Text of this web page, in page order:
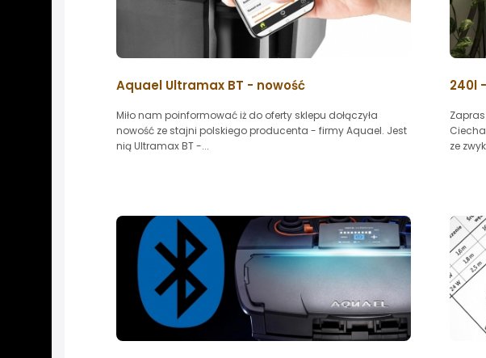
Aquael Ultramax BT - nowość
Miło nam poinformować iż do oferty sklepu dołączyła
nowość ze stajni polskiego producenta - firmy Aquael. Jest
nią Ultramax BT -...
240l
ze